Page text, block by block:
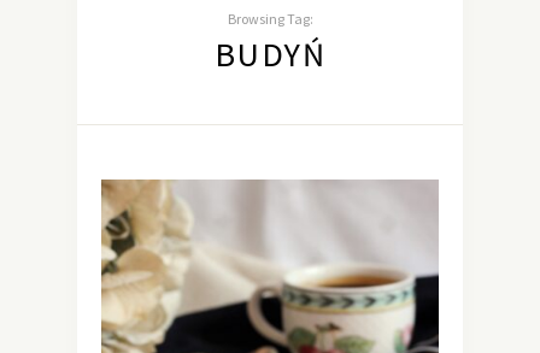
Browsing Tag:
BUDYŃ